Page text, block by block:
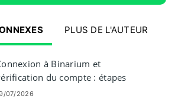
PLUS DE L'AUTEUR
à Binarium et
du compte : étapes
et documents
07/2026